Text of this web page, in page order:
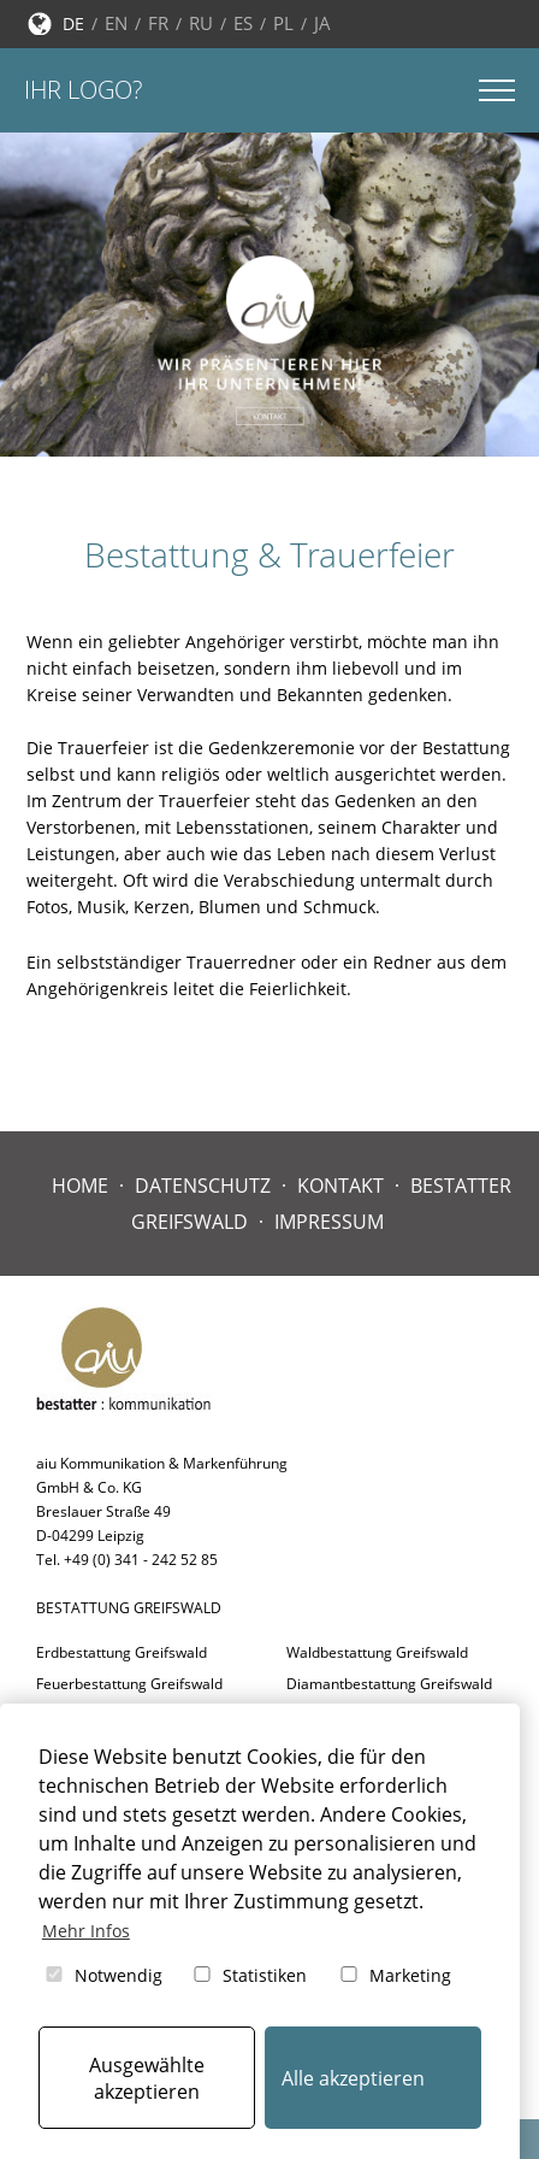
Diese Website benutzt Cookies, die für den
technischen Betrieb der Website erforderlich
sind und stets gesetzt werden. Andere Cookies,
um Inhalte und Anzeigen zu personalisieren und
die Zugriffe auf unsere Website zu analysieren,
werden nur mit Ihrer Zustimmung gesetzt.
Mehr Infos
Notwendig
Statistiken Marketing
Ausgewählte
akzeptieren
Alle akzeptieren
DE EN FR RU ES PL JA
IHR LOGO?
Bestattung & Trauerfeier
Wenn ein geliebter Angehöriger verstirbt, möchte man ihn
nicht einfach beisetzen, sondern ihm liebevoll und im
Kreise seiner Verwandten und Bekannten gedenken.
Die Trauerfeier ist die Gedenkzeremonie vor der Bestattung
selbst und kann religiös oder weltlich ausgerichtet werden.
Im Zentrum der Trauerfeier steht das Gedenken an den
Verstorbenen, mit Lebensstationen, seinem Charakter und
Leistungen, aber auch wie das Leben nach diesem Verlust
weitergeht. Oft wird die Verabschiedung untermalt durch
Fotos, Musik, Kerzen, Blumen und Schmuck.
Ein selbstständiger Trauerredner oder ein Redner aus dem
Angehörigenkreis leitet die Feierlichkeit.
HOME DATENSCHUTZ KONTAKT
BESTATTER
GREIFSWALD
IMPRESSUM
aiu Kommunikation & Markenführung
GmbH & Co. KG
Breslauer Straße 49
D-04299 Leipzig
Tel. +49 (0) 341 - 242 52 85
BESTATTUNG GREIFSWALD
Erdbestattung Greifswald
Feuerbestattung Greifswald
Waldbestattung Greifswald
Diamantbestattung Greifswald
BESTATTER GREIFSWALD
Trauerfeier Greifswald
Trauerbegleitung Greifswald
Beisetzung Greifswald
Trauerfloristik Greifswald
Trauerhalle Greifswald
TRAUERFALL GREIFSWALD
Sterbefall Greifswald
Bestattungsarten Greifswald
Erbrecht Greifswald